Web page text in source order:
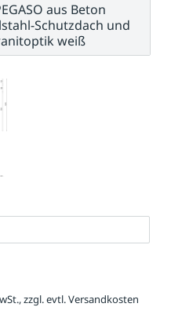
zzgl. evtl.Versandkosten
aus Beton
Schutzdach und
weiß